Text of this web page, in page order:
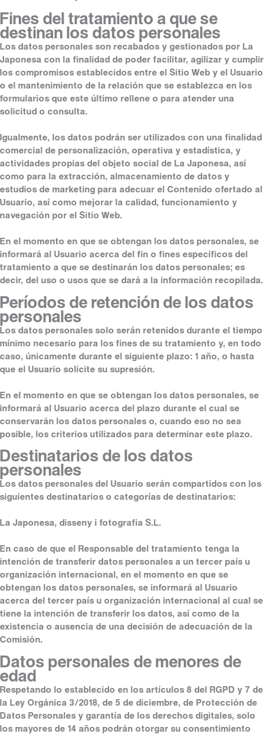
Fines del tratamiento a que se
destinan los datos personales
Los datos personales son recabados y gestionados por La
Japonesa con la finalidad de poder facilitar, agilizar y cumplir
los compromisos establecidos entre el Sitio Web y el Usuario
o el mantenimiento de la relación que se establezca en los
formularios que este último rellene o para atender una
solicitud o consulta.
Igualmente, los datos podrán ser utilizados con una finalidad
comercial de personalización, operativa y estadística, y
actividades propias del objeto social de La Japonesa, así
como para la extracción, almacenamiento de datos y
estudios de marketing para adecuar el Contenido ofertado al
Usuario, así como mejorar la calidad, funcionamiento y
navegación por el Sitio Web.
En el momento en que se obtengan los datos personales, se
informará al Usuario acerca del fin o fines específicos del
tratamiento a que se destinarán los datos personales; es
decir, del uso o usos que se dará a la información recopilada.
Períodos de retención de los datos
personales
Los datos personales solo serán retenidos durante el tiempo
mínimo necesario para los fines de su tratamiento y, en todo
caso, únicamente durante el siguiente plazo: 1 año, o hasta
que el Usuario solicite su supresión.
En el momento en que se obtengan los datos personales, se
informará al Usuario acerca del plazo durante el cual se
conservarán los datos personales o, cuando eso no sea
posible, los criterios utilizados para determinar este plazo.
Destinatarios de los datos
personales
Los datos personales del Usuario serán compartidos con los
siguientes destinatarios o categorías de destinatarios:
La Japonesa, disseny i fotografia S.L.
En caso de que el Responsable del tratamiento tenga la
intención de transferir datos personales a un tercer país u
organización internacional, en el momento en que se
obtengan los datos personales, se informará al Usuario
acerca del tercer país u organización internacional al cual se
tiene la intención de transferir los datos, así como de la
existencia o ausencia de una decisión de adecuación de la
Comisión.
Datos personales de menores de
edad
Respetando lo establecido en los artículos 8 del RGPD y 7 de
la Ley Orgánica 3/2018, de 5 de diciembre, de Protección de
Datos Personales y garantía de los derechos digitales, solo
los mayores de 14 años podrán otorgar su consentimiento